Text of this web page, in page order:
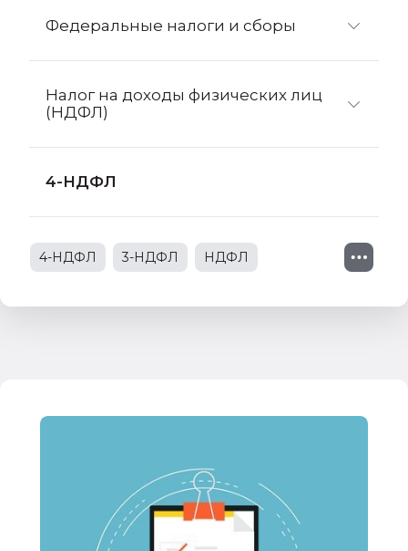
Федеральные налоги и сборы
Налог на доходы физических лиц
(НДФЛ)
4-НДФЛ
4-НДФЛ 3-НДФЛ НДФЛ